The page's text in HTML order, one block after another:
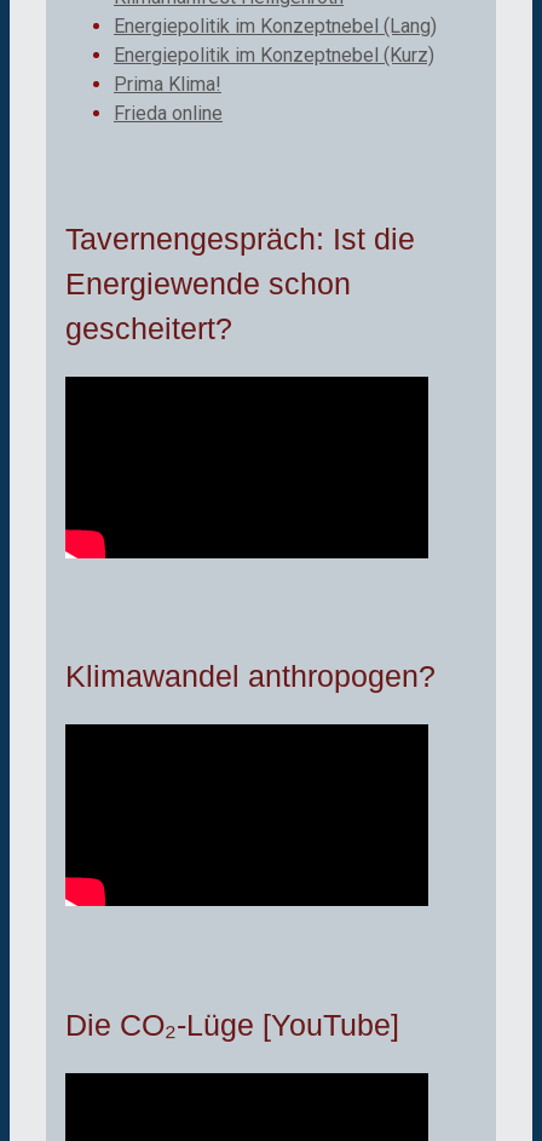
Energiepolitik im Konzeptnebel (Lang)
Energiepolitik im Konzeptnebel (Kurz)
Prima Klima!
Frieda online
Tavernengespräch: Ist die
Energiewende schon
gescheitert?
Klimawandel anthropogen?
Die CO₂-Lüge [YouTube]